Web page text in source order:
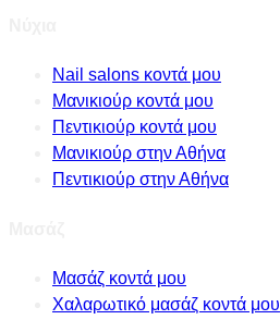
Nail salons κοντά μου
Μανικιούρ κοντά μου
Πεντικιούρ κοντά μου
Μανικιούρ στην Αθήνα
Πεντικιούρ στην Αθήνα
Μασάζ κοντά μου
Χαλαρωτικό μασάζ κοντά μου